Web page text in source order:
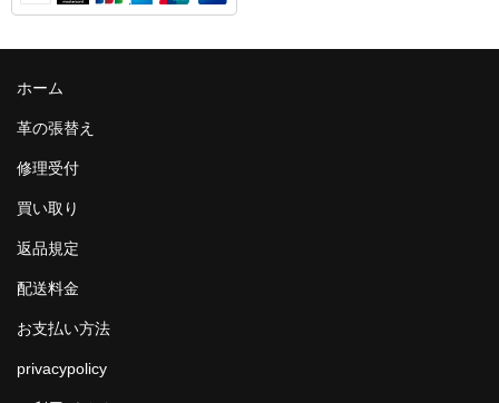
ホーム
革の張替え
修理受付
買い取り
返品規定
配送料金
お支払い方法
privacypolicy